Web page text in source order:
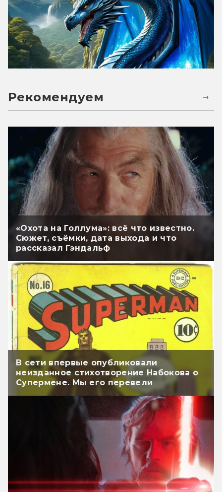
Рекомендуем
«Охота на Голлума»: всё что известно.
Сюжет, съёмки, дата выхода и что
рассказал Гэндальф
В сети впервые опубликовали
неизданное стихотворение Набокова о
Супермене. Мы его перевели